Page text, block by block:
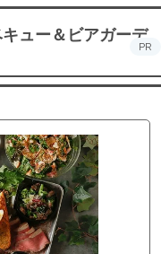
ュー＆ビアガーデ
PR